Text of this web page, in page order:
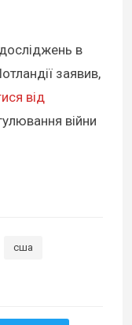
в
заявив,
від
війни
сша